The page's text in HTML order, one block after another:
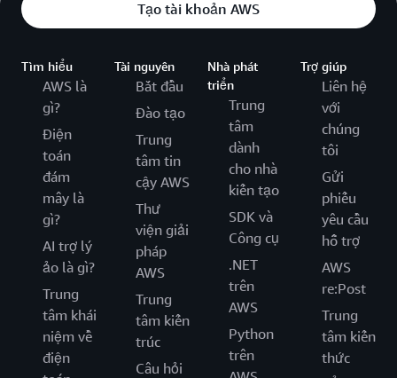
Tạo tài khoản AWS
Tìm hiểu
AWS là
gì?
Điện
toán
đám
mây là
gì?
AI trợ lý
ảo là gì?
Trung
tâm khái
niệm về
điện
Tài nguyên
Bắt đầu
Đào tạo
Trung
tâm tin
cậy AWS
Thư
viện giải
pháp
AWS
Trung
tâm kiến
trúc
Câu hỏi
Nhà phát
triển
Trung
tâm
dành
cho nhà
kiến tạo
SDK và
Công cụ
.NET
trên
AWS
Python
trên
Trợ giúp
Liên hệ
với
chúng
tôi
Gửi
phiếu
yêu cầu
hỗ trợ
AWS
re:Post
Trung
tâm kiến
thức